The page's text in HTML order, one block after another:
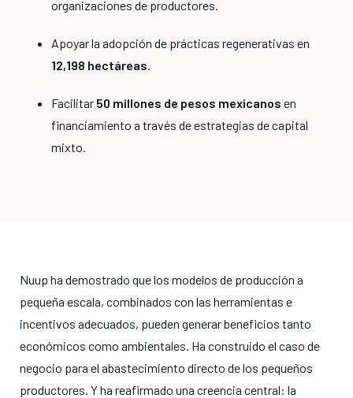
organizaciones de productores.
Apoyar la adopción de prácticas regenerativas en
12,198 hectáreas.
Facilitar 50 millones de pesos mexicanos en
financiamiento a través de estrategias de capital
mixto.
Nuup ha demostrado que los modelos de producción a
pequeña escala, combinados con las herramientas e
incentivos adecuados, pueden generar beneficios tanto
económicos como ambientales. Ha construido el caso de
negocio para el abastecimiento directo de los pequeños
productores. Y ha reafirmado una creencia central: la